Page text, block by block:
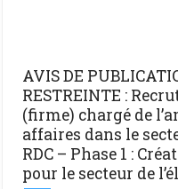
AVIS DE
RESTREINTE :
(firme) chargé de
affaires dans le
RDC – Phase 1 :
pour le secteur de